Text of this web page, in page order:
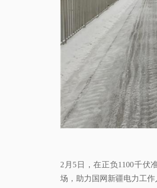
2月5日，在正负1100千伏
场，助力国网新疆电力工